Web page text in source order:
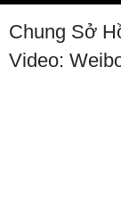
Chung Sở
Video: